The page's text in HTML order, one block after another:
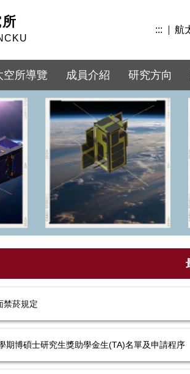
::: 航
空所導覽 成員介紹 研究方向
禁菸規定
期博碩士研究生獎助學金生(TA)名單及申請程序